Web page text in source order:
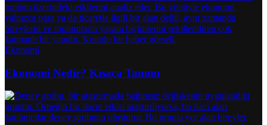
Ekonomi
Ekonomi Nedir? Kısaca Tanımı